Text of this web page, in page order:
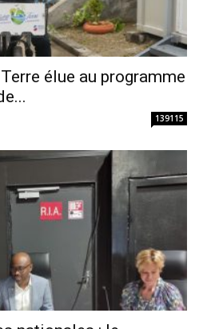
élue au programme
139115